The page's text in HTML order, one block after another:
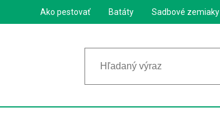
Ako pestovať Batáty Sadbové zemiaky